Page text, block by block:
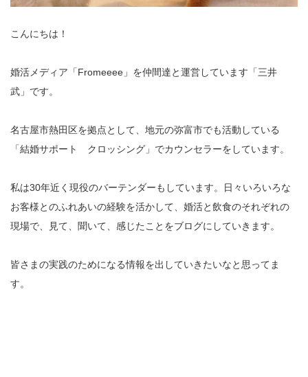
こんにちは！
婚活メディア「Fromeeee」を仲間達と運営しています「三井
武」です。
名古屋市熱田区を拠点として、地元の弥富市でも活動している
「結婚サポート クロッシング」でカウンセラーをしています。
私は30年近く現役のバーテンダーもしています。日々いろいろな
お客様とのふれあいの経験を活かして、婚活と飲食のそれぞれの
現場で、見て、聞いて、感じたことをブログにしていきます。
皆さまの実践のためになる情報を出していきたいなと思ってま
す。